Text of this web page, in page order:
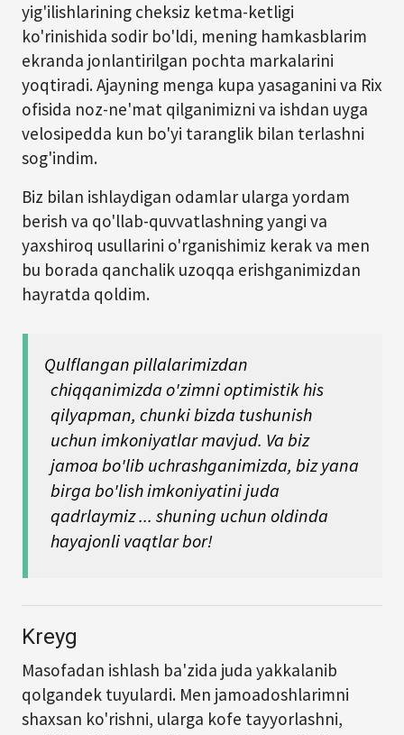
yig'ilishlarining cheksiz ketma-ketligi
ko'rinishida sodir bo'ldi, mening hamkasblarim
ekranda jonlantirilgan pochta markalarini
yoqtiradi. Ajayning menga kupa yasaganini va Rix
ofisida noz-ne'mat qilganimizni va ishdan uyga
velosipedda kun bo'yi taranglik bilan terlashni
sog'indim.
Biz bilan ishlaydigan odamlar ularga yordam
berish va qo'llab-quvvatlashning yangi va
yaxshiroq usullarini o'rganishimiz kerak va men
bu borada qanchalik uzoqqa erishganimizdan
hayratda qoldim.
Qulflangan pillalarimizdan
chiqqanimizda o'zimni optimistik his
qilyapman, chunki bizda tushunish
uchun imkoniyatlar mavjud. Va biz
jamoa bo'lib uchrashganimizda, biz yana
birga bo'lish imkoniyatini juda
qadrlaymiz ... shuning uchun oldinda
hayajonli vaqtlar bor!
Kreyg
Masofadan ishlash ba'zida juda yakkalanib
qolgandek tuyulardi. Men jamoadoshlarimni
shaxsan ko'rishni, ularga kofe tayyorlashni,